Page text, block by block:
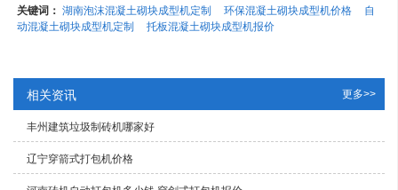
关键词：湖南泡沫混凝土砌块成型机定制 环保混凝土砌块成型机价格
自
动混凝土砌块成型机定制
托板混凝土砌块成型机报价
相关资讯 更多>>
丰州建筑垃圾制砖机哪家好
辽宁穿箭式打包机价格